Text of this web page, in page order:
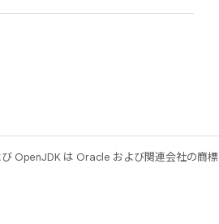
OpenJDK は Oracle および関連会社の商標